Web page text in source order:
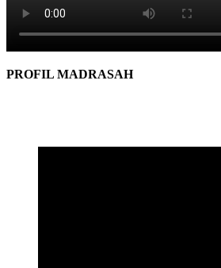
PROFIL MADRASAH